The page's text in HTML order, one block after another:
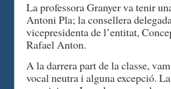
La professora Granyer va tenir
Antoni Pla; la consellera
vicepresidenta de l’entitat,
Rafael Anton.
A la darrera part de la classe,
vocal neutra i alguna excepció.